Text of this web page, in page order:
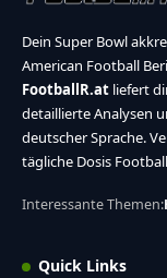
Dein Super Bowl
American Football
FootballR.at liefert
detaillierte Analysen
deutscher Sprache.
tägliche Dosis
Interessante Themen:
Quick Links